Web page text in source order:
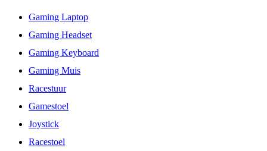
Gaming Laptop
Gaming Headset
Gaming Keyboard
Gaming Muis
Racestuur
Gamestoel
Joystick
Racestoel